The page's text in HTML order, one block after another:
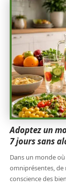
Adoptez un
7 jours sans
Dans un monde
omniprésentes,
conscience des